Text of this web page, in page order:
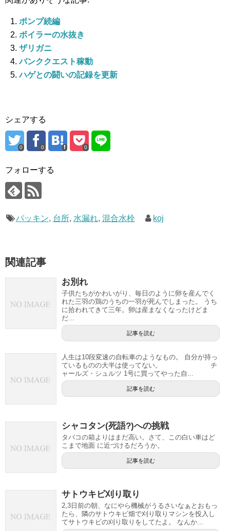
ポンプ続編
ボイラーの水抜き
ザリガニ
バンククエスト稼動
ハゲとの闘いの記録を更新
シェアする
0 0 0
フォローする
パッキン, 台所, 水漏れ, 混合水栓 koj
関連記事
お別れ
子供たちがかわいがり、毎日のように卵を産んでく
れた三羽の鶏のうちの一羽が死んでしまった。 うち
に拾われてきて三年。卵は産まなくなったけどま
だ...
記事を読む
人生は10段変速の自転車のようなもの。 自分が持っ
ているものの大半は使ってない。 チ
ャールズ・シュルツ 1号に買ってやった自...
記事を読む
シャコタン(死語?)への挑戦
タバコの箱よりはまだ高い。さて、この白い車はど
こまで地面 に近づけるだろうか。
記事を読む
サトウキビ刈り取り
2,3日前の朝、なにやら機械がうるさいなぁとおもっ
たら、隣のサトウキビ畑で刈り取りマシンを投入し
てサトウキビの刈り取りをしてたよ。 なんか...